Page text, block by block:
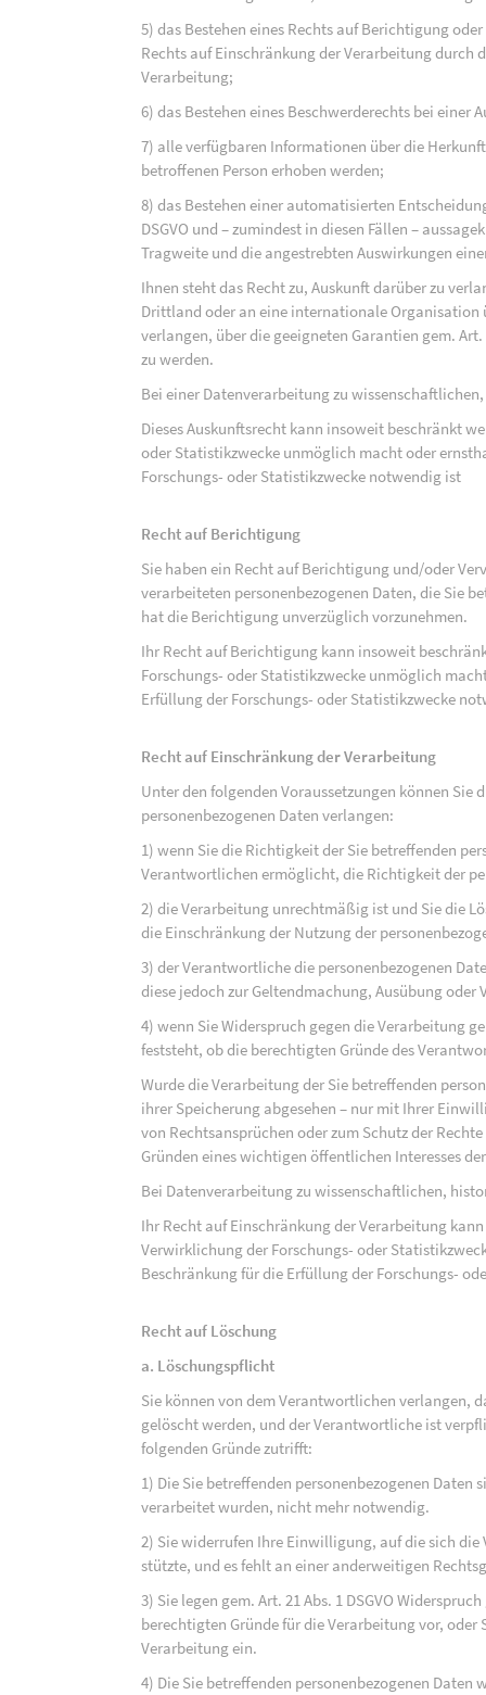
5) das Bestehen eines Rechts auf Berichtigung
Rechts auf Einschränkung der Verarbeitung durch
Verarbeitung;
6) das Bestehen eines Beschwerderechts bei einer
7) alle verfügbaren Informationen über die
betroffenen Person erhoben werden;
8) das Bestehen einer automatisierten
DSGVO und – zumindest in diesen Fällen –
Tragweite und die angestrebten Auswirkungen
Ihnen steht das Recht zu, Auskunft darüber zu
Drittland oder an eine internationale Organisation
verlangen, über die geeigneten Garantien gem.
zu werden.
Bei einer Datenverarbeitung zu
Dieses Auskunftsrecht kann insoweit beschränkt
oder Statistikzwecke unmöglich macht oder
Forschungs- oder Statistikzwecke notwendig ist
Recht auf Berichtigung
Sie haben ein Recht auf Berichtigung und/oder
verarbeiteten personenbezogenen Daten, die Sie
hat die Berichtigung unverzüglich vorzunehmen.
Ihr Recht auf Berichtigung kann insoweit
Forschungs- oder Statistikzwecke unmöglich
Erfüllung der Forschungs- oder Statistikzwecke
Recht auf Einschränkung der Verarbeitung
Unter den folgenden Voraussetzungen können
personenbezogenen Daten verlangen:
1) wenn Sie die Richtigkeit der Sie betreffenden
Verantwortlichen ermöglicht, die Richtigkeit der
2) die Verarbeitung unrechtmäßig ist und Sie die
die Einschränkung der Nutzung der
3) der Verantwortliche die personenbezogenen
diese jedoch zur Geltendmachung, Ausübung
4) wenn Sie Widerspruch gegen die Verarbeitung
feststeht, ob die berechtigten Gründe des
Wurde die Verarbeitung der Sie betreffenden
ihrer Speicherung abgesehen – nur mit Ihrer
von Rechtsansprüchen oder zum Schutz der
Gründen eines wichtigen öffentlichen Interesses
Bei Datenverarbeitung zu wissenschaftlichen,
Ihr Recht auf Einschränkung der Verarbeitung
Verwirklichung der Forschungs- oder
Beschränkung für die Erfüllung der Forschungs-
Recht auf Löschung
a. Löschungspflicht
Sie können von dem Verantwortlichen verlangen,
gelöscht werden, und der Verantwortliche ist
folgenden Gründe zutrifft:
1) Die Sie betreffenden personenbezogenen Daten
verarbeitet wurden, nicht mehr notwendig.
2) Sie widerrufen Ihre Einwilligung, auf die sich die
stützte, und es fehlt an einer anderweitigen
3) Sie legen gem. Art. 21 Abs. 1 DSGVO
berechtigten Gründe für die Verarbeitung vor, oder
Verarbeitung ein.
4) Die Sie betreffenden personenbezogenen